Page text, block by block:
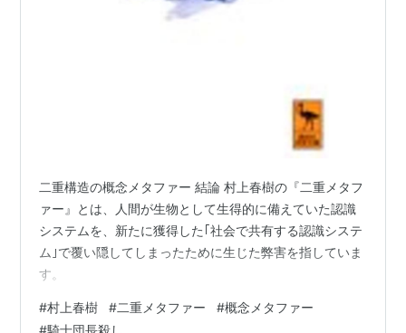
二重構造の概念メタファー 結論 村上春樹の『二重メタフ
ァー』とは、人間が生物として生得的に備えていた認識
システムを、新たに獲得した｢社会で共有する認識システ
ム｣で覆い隠してしまったために生じた弊害を指していま
す。
#村上春樹 #二重メタファー #概念メタファー
#騎士団長殺し